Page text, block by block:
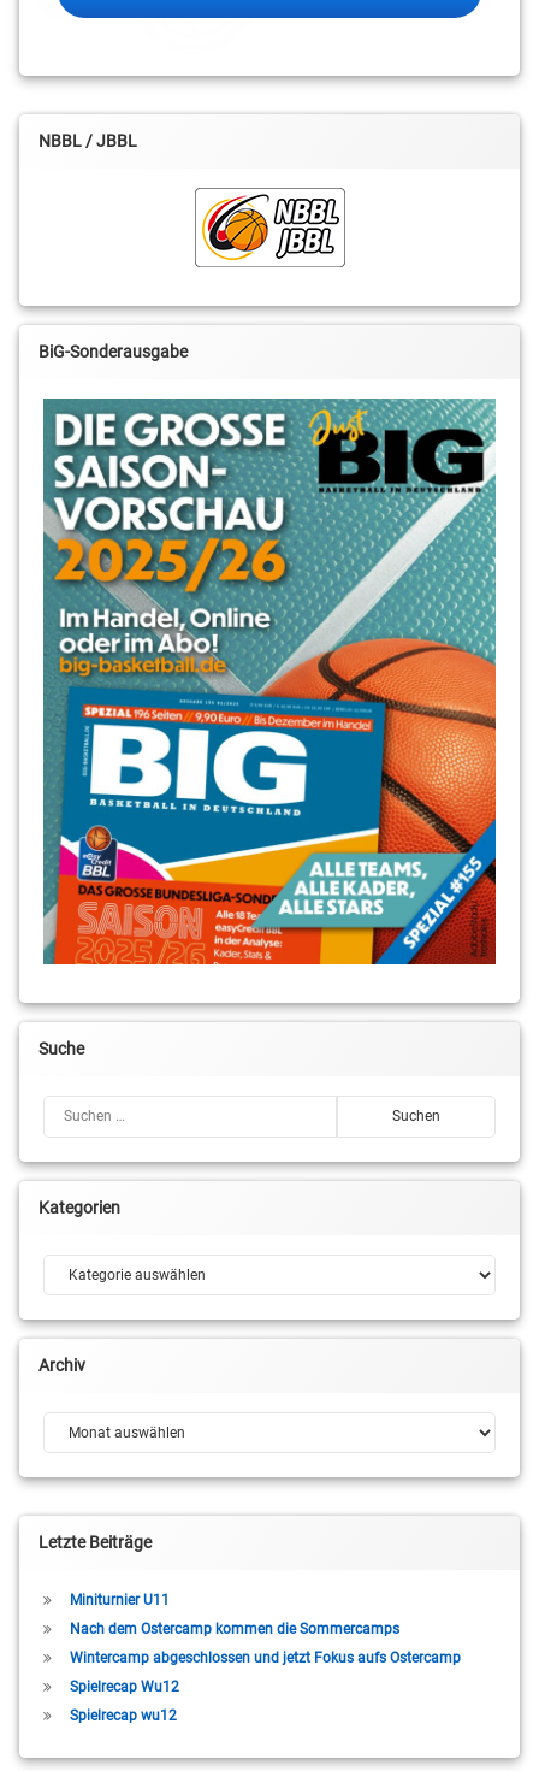
NBBL / JBBL
BiG-Sonderausgabe
Suche
Kategorien
Kategorien
Archiv
Archiv
Letzte Beiträge
Miniturnier U11
Nach dem Ostercamp kommen die Sommercamps
Wintercamp abgeschlossen und jetzt Fokus aufs Ostercamp
Spielrecap Wu12
Spielrecap wu12